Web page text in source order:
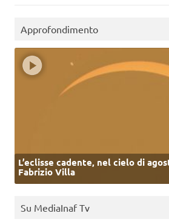
Approfondimento
L’eclisse cadente, nel cielo di
Fabrizio Villa
Su MediaInaf Tv